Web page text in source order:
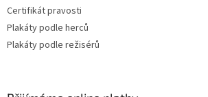
Certifikát pravosti
Plakáty podle herců
Plakáty podle režisérů